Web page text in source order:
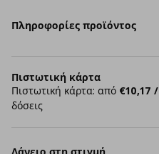
Πληροφορίες προϊόντος
Πιστωτική κάρτα
Πιστωτική κάρτα: από €10,17
δόσεις